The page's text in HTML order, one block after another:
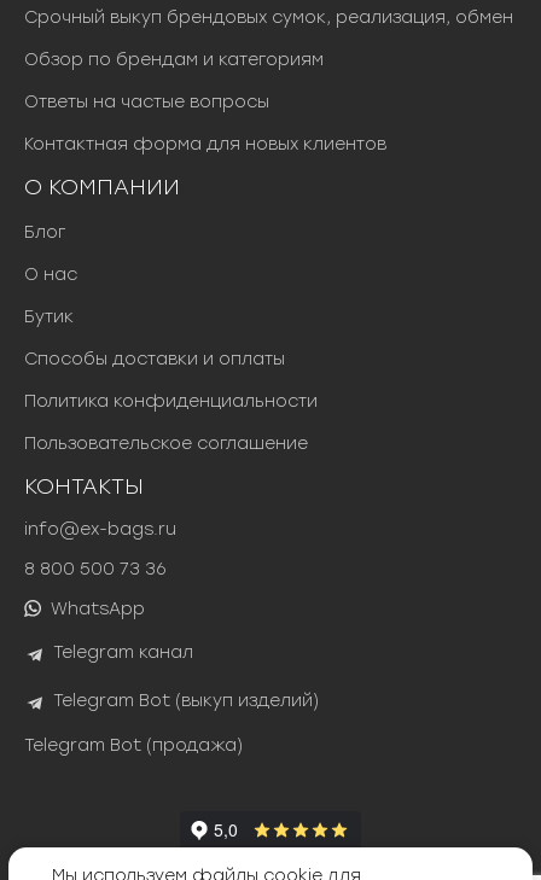
Срочный выкуп брендовых сумок, реализация, обмен
Обзор по брендам и категориям
Ответы на частые вопросы
Контактная форма для новых клиентов
О КОМПАНИИ
Блог
О нас
Бутик
Способы доставки и оплаты
Политика конфиденциальности
Пользовательское соглашение
КОНТАКТЫ
info@ex-bags.ru
8 800 500 73 36
WhatsApp
Telegram канал
Telegram Bot (выкуп изделий)
Telegram Bot (продажа)
Мы используем файлы cookie для